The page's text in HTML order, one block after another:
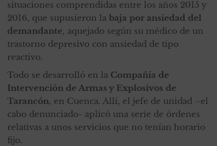
situaciones comprendidas entre los años 2015 y
2016, que supusieron la baja por ansiedad del
demandante, aquejado según su médico de un
trastorno depresivo con ansiedad de tipo
reactivo.
Todo se desarrolló en la Compañía de
Intervención de Armas y Explosivos de
Tarancón, en Cuenca. Allí, el jefe de unidad –el
cabo denunciado- aplicó una serie de órdenes
relativas a unos servicios que no tenían horario
fijo.